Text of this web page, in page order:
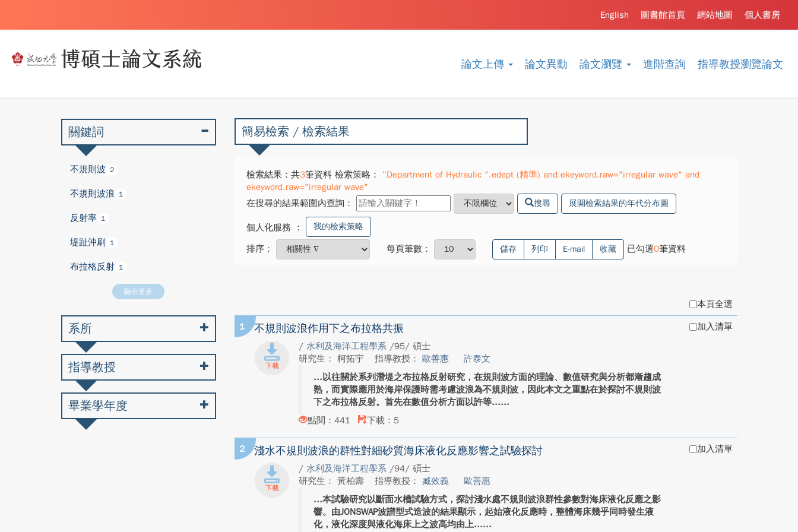
論文上傳 論文異動 論文瀏覽 進階查詢 指導教授瀏覽論文
個人書房
網站地圖
圖書館首頁
English
簡易檢索 / 檢索結果
檢索結果：共3筆資料 檢索策略：
"Department of Hydraulic ".edept (精準) and ekeyword.raw="irregular wave" and
ekeyword.raw="irregular wave"
在搜尋的結果範圍內查詢：
搜尋 展開檢索結果的年代分布圖
個人化服務 ： 我的檢索策略
排序： 每頁筆數： 儲存 列印 E-mail 收藏 已勾選0筆資料
本頁全選
1 不規則波浪作用下之布拉格共振
/ 水利及海洋工程學系 /95/ 碩士
研究生： 柯拓宇
指導教授： 歐善惠
許泰文
以往關於系列潛堤之布拉格反射研究，在規則波方面的理論、數值研究與分析都漸趨成
熟，而實際應用於海岸保護時需考慮波浪為不規則波，因此本文之重點在於探討不規則波
下之布拉格反射。首先在數值分析方面以許等...
點閱：441
下載：5
加入清單
2 淺水不規則波浪的群性對細砂質海床液化反應影響之試驗探討
/ 水利及海洋工程學系 /94/ 碩士
研究生： 黃柏壽
指導教授： 臧效義
歐善惠
本試驗研究以斷面水槽試驗方式，探討淺水處不規則波浪群性參數對海床液化反應之影
響。由JONSWAP波譜型式造波的結果顯示，起始液化反應時，整體海床幾乎同時發生液
化，液化深度與液化海床上之波高均由上...
加入清單
關鍵詞
不規則波 2
不規則波浪 1
反射率 1
堤趾沖刷 1
布拉格反射 1
顯示更多
系所
指導教授
畢業學年度